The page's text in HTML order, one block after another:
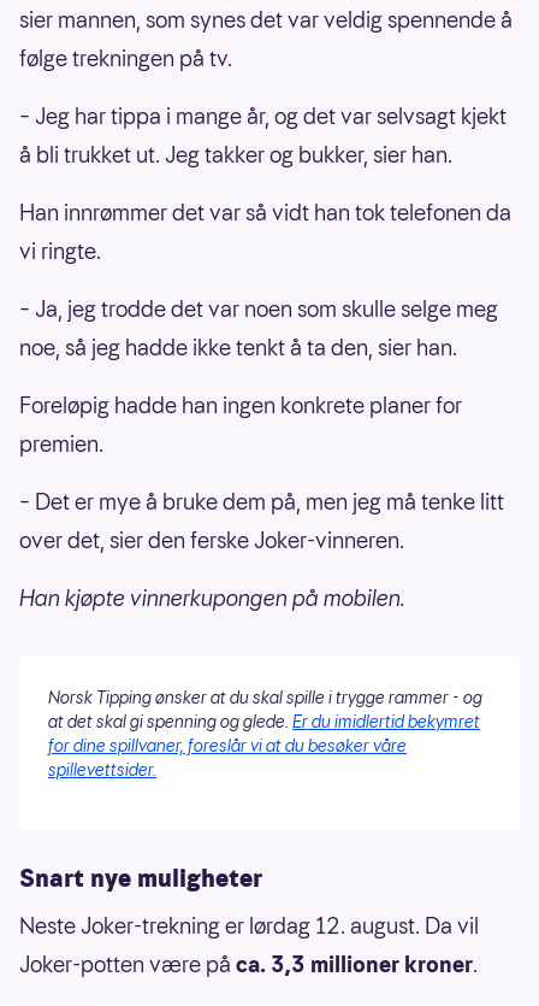
sier mannen, som synes det var veldig spennende å
følge trekningen på tv.
– Jeg har tippa i mange år, og det var selvsagt kjekt
å bli trukket ut. Jeg takker og bukker, sier han.
Han innrømmer det var så vidt han tok telefonen da
vi ringte.
– Ja, jeg trodde det var noen som skulle selge meg
noe, så jeg hadde ikke tenkt å ta den, sier han.
Foreløpig hadde han ingen konkrete planer for
premien.
– Det er mye å bruke dem på, men jeg må tenke litt
over det, sier den ferske Joker-vinneren.
Han kjøpte vinnerkupongen på mobilen.
Norsk Tipping ønsker at du skal spille i trygge rammer - og
at det skal gi spenning og glede. Er du imidlertid bekymret
for dine spillvaner, foreslår vi at du besøker våre
spillevettsider.
Snart nye muligheter
Neste Joker-trekning er lørdag 12. august. Da vil
Joker-potten være på ca. 3,3 millioner kroner.